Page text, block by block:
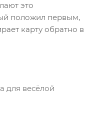
это
положил первым,
карту обратно в
для весёлой